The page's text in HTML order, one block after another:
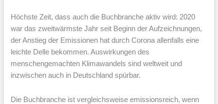
Höchste Zeit, dass auch die Buchbranche aktiv wird: 2020
war das zweitwärmste Jahr seit Beginn der Aufzeichnungen,
der Anstieg der Emissionen hat durch Corona allenfalls eine
leichte Delle bekommen. Auswirkungen des
menschengemachten Klimawandels sind weltweit und
inzwischen auch in Deutschland spürbar.
Die Buchbranche ist vergleichsweise emissionsreich, wenn